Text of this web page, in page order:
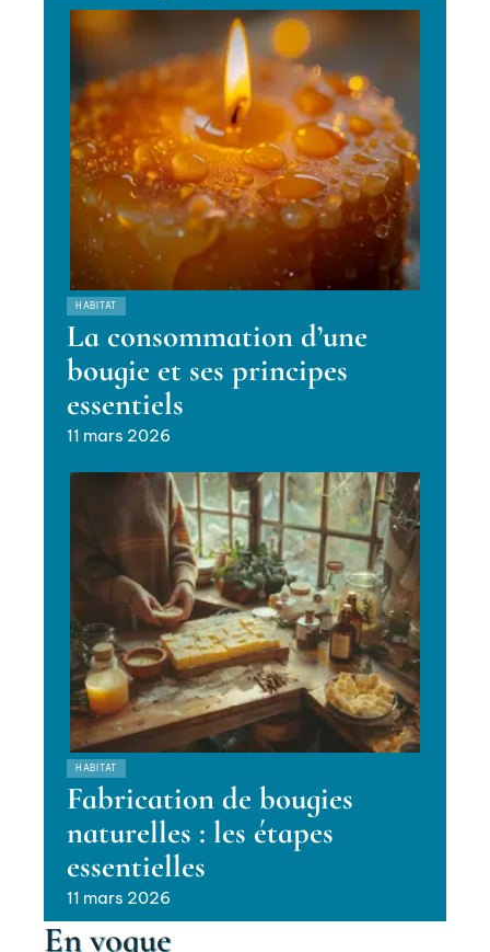
HABITAT
La consommation d’une
bougie et ses principes
essentiels
11 mars 2026
HABITAT
Fabrication de bougies
naturelles : les étapes
essentielles
11 mars 2026
En vogue